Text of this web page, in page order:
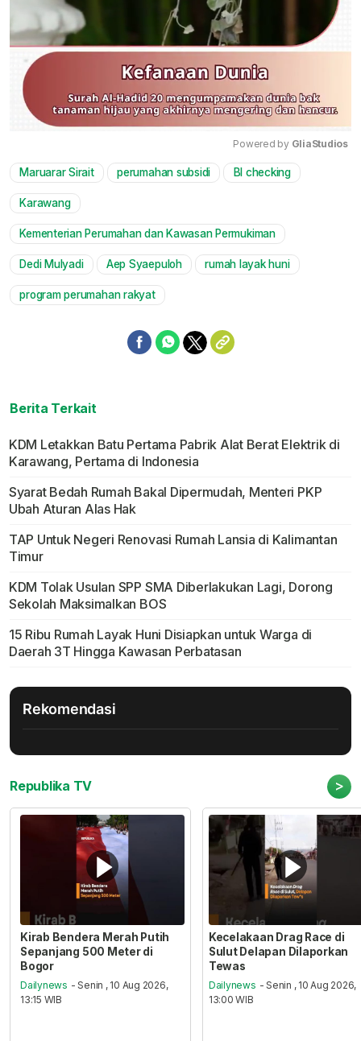
Mute
Powered by GliaStudios
Maruarar Sirait perumahan subsidi BI checking
Karawang
Kementerian Perumahan dan Kawasan Permukiman
Dedi Mulyadi Aep Syaepuloh rumah layak huni
program perumahan rakyat
Berita Terkait
KDM Letakkan Batu Pertama Pabrik Alat Berat Elektrik di
Karawang, Pertama di Indonesia
Syarat Bedah Rumah Bakal Dipermudah, Menteri PKP
Ubah Aturan Alas Hak
TAP Untuk Negeri Renovasi Rumah Lansia di Kalimantan
Timur
KDM Tolak Usulan SPP SMA Diberlakukan Lagi, Dorong
Sekolah Maksimalkan BOS
15 Ribu Rumah Layak Huni Disiapkan untuk Warga di
Daerah 3T Hingga Kawasan Perbatasan
Rekomendasi
Republika TV >
Kirab Bendera Merah Putih
Sepanjang 500 Meter di
Bogor
Dailynews - Senin , 10 Aug 2026,
13:15 WIB
Kecelakaan Drag Race di
Sulut Delapan Dilaporkan
Tewas
Dailynews - Senin , 10 Aug 2026,
13:00 WIB